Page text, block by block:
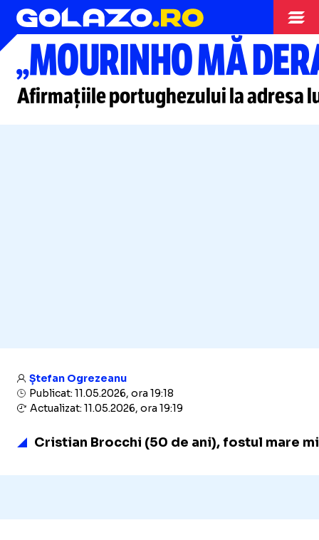
Campionate
„MOURINHO MĂ
Afirmațiile portughezului la adresa
Ștefan Ogrezeanu
Publicat: 11.05.2026, ora 19:18
Actualizat: 11.05.2026, ora 19:19
Cristian Brocchi (50 de ani), fostul mare